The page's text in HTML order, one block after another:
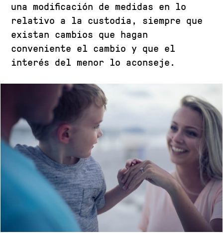
una modificación de medidas en lo
relativo a la custodia, siempre que
existan cambios que hagan
conveniente el cambio y que el
interés del menor lo aconseje.